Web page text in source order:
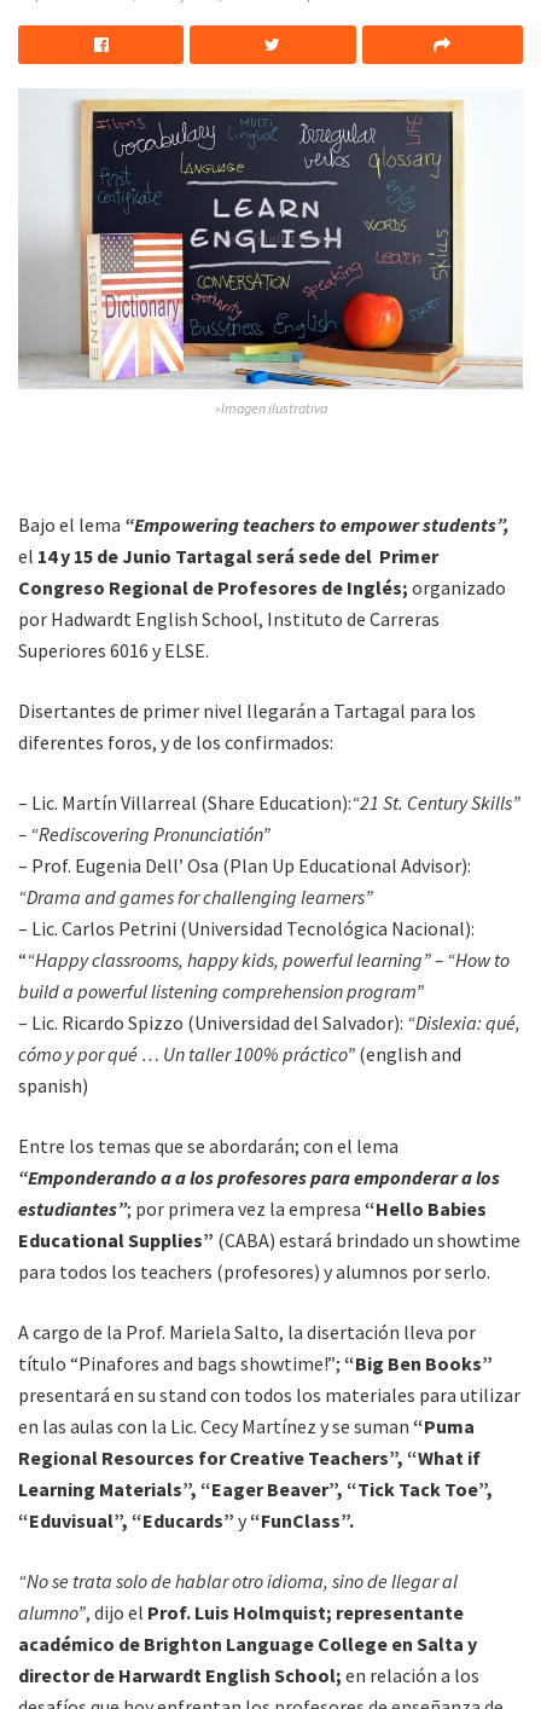
»Imagen ilustrativa
Bajo el lema “Empowering teachers to empower students”,
el 14 y 15 de Junio Tartagal será sede del Primer
Congreso Regional de Profesores de Inglés; organizado
por Hadwardt English School, Instituto de Carreras
Superiores 6016 y ELSE.
Disertantes de primer nivel llegarán a Tartagal para los
diferentes foros, y de los confirmados:
– Lic. Martín Villarreal (Share Education):“21 St. Century Skills”
– “Rediscovering Pronunciatión”
– Prof. Eugenia Dell’ Osa (Plan Up Educational Advisor):
“Drama and games for challenging learners”
– Lic. Carlos Petrini (Universidad Tecnológica Nacional):
““Happy classrooms, happy kids, powerful learning” – “How to
build a powerful listening comprehension program”
– Lic. Ricardo Spizzo (Universidad del Salvador): “Dislexia: qué,
cómo y por qué … Un taller 100% práctico” (english and
spanish)
Entre los temas que se abordarán; con el lema
“Emponderando a a los profesores para emponderar a los
estudiantes”; por primera vez la empresa “Hello Babies
Educational Supplies” (CABA) estará brindado un showtime
para todos los teachers (profesores) y alumnos por serlo.
A cargo de la Prof. Mariela Salto, la disertación lleva por
título “Pinafores and bags showtime!”; “Big Ben Books”
presentará en su stand con todos los materiales para utilizar
en las aulas con la Lic. Cecy Martínez y se suman “Puma
Regional Resources for Creative Teachers”, “What if
Learning Materials”, “Eager Beaver”, “Tick Tack Toe”,
“Eduvisual”, “Educards” y “FunClass”.
“No se trata solo de hablar otro idioma, sino de llegar al
alumno”, dijo el Prof. Luis Holmquist; representante
académico de Brighton Language College en Salta y
director de Harwardt English School; en relación a los